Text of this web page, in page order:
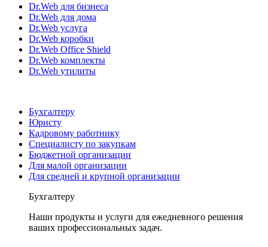
Dr.Web для бизнеса
Dr.Web для дома
Dr.Web услуга
Dr.Web коробки
Dr.Web Office Shield
Dr.Web комплекты
Dr.Web утилиты
Бухгалтеру
Юристу
Кадровому работнику
Специалисту по закупкам
Бюджетной организации
Для малой организации
Для средней и крупной организации
Бухгалтеру
Наши продукты и услуги для ежедневного решения
ваших профессиональных задач.